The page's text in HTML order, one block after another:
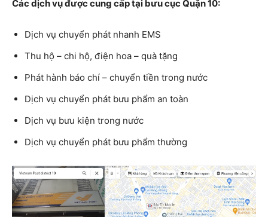
Các dịch vụ được cung cấp tại bưu cục Quận 10:
Dịch vụ chuyển phát nhanh EMS
Thu hộ – chi hộ, điện hoa – quà tặng
Phát hành báo chí – chuyển tiền trong nước
Dịch vụ chuyển phát bưu phẩm an toàn
Dịch vụ bưu kiện trong nước
Dịch vụ chuyển phát bưu phẩm thường